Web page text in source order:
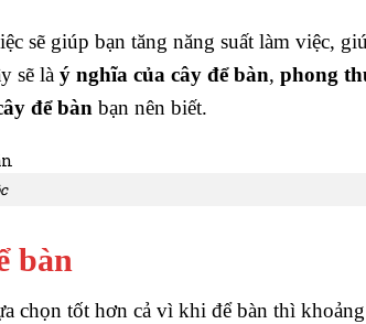
sẽ giúp bạn tăng năng suất làm việc,
sẽ là ý nghĩa của cây để bàn, phong
để bàn bạn nên biết.
bàn
chọn tốt hơn cả vì khi để bàn thì khoảng